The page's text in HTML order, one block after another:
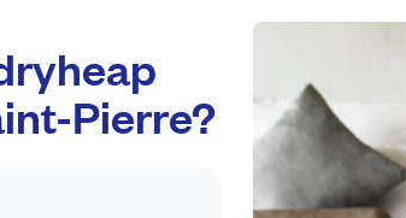
Pierre?